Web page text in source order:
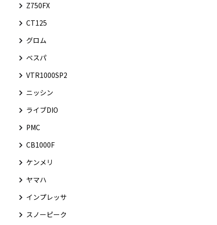
Z750FX
CT125
グロム
ベスパ
VTR1000SP2
ニッシン
ライブDIO
PMC
CB1000F
ケンメリ
ヤマハ
インプレッサ
スノーピーク